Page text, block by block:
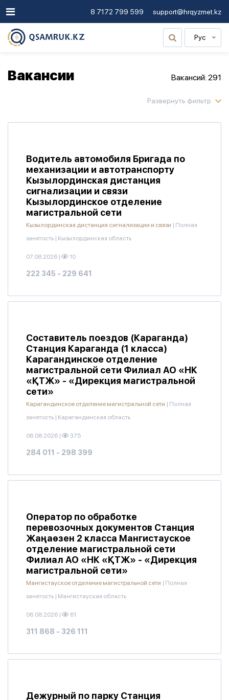
8 7172 799 599 support@hrqyzmet.kz
Рус
Вакансии Вакансий: 291
Водитель автомобиля Бригада по
механизации и автотранспорту
Кызылординская дистанция
сигнализации и связи
Кызылординское отделение
магистральной сети
Кызылординская дистанция сигнализации и связи | Полная
занятость | Кызылординская область
07.08.2026 | 10
222 345 - 229 641
Составитель поездов (Караганда)
Станция Караганда (1 класса)
Карагандинское отделение
магистральной сети Филиал АО «НК
«ҚТЖ» - «Дирекция магистральной
сети»
Карагандинское отделение магистральной сети | Полная
занятость | Карагандинская область
06.08.2026 | 375
284 011 - 298 399
Оператор по обработке
перевозочных документов Станция
Жаңаөзен 2 класса Мангистауское
отделение магистральной сети
Филиал АО «НК «ҚТЖ» - «Дирекция
магистральной сети»
Мангистауское отделение магистральной сети | Полная
занятость | Мангистауская область
06.08.2026 | 61
311 868 - 326 111
Дежурный по парку Станция